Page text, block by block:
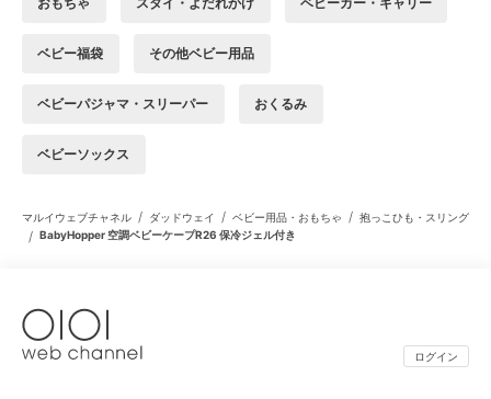
ベビー福袋 その他ベビー用品
ベビーパジャマ・スリーパー おくるみ
ベビーソックス
マルイウェブチャネル / ダッドウェイ / ベビー用品・おもちゃ / 抱っこひも・スリング
/ BabyHopper 空調ベビーケープR26 保冷ジェル付き
ログイン